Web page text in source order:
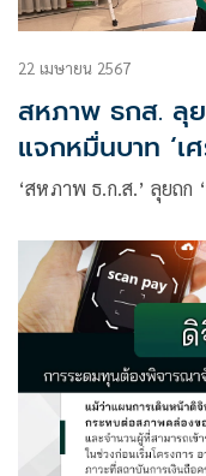
22 เมษายน 2567
สหภาพ ธกส. ลุ
แจกหมื่นบาท ‘เ
พร้อมส่งดึงกฤ
‘สหภาพ ธ.ก.ส.’ ลุยถก